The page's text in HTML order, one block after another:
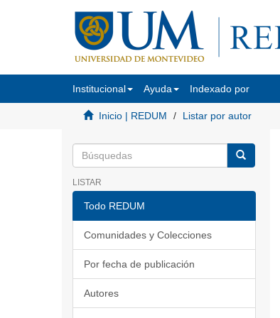
Institucional Ayuda Indexado por
Inicio | REDUM Listar por autor
LISTAR
Todo REDUM
Comunidades y Colecciones
Por fecha de publicación
Autores